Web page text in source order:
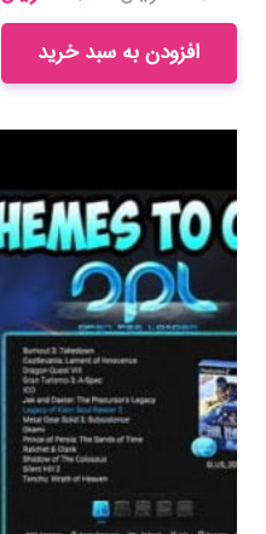
price
was:
۳۵۰,۰۰۰ ریال.
افزودن به سبد خرید